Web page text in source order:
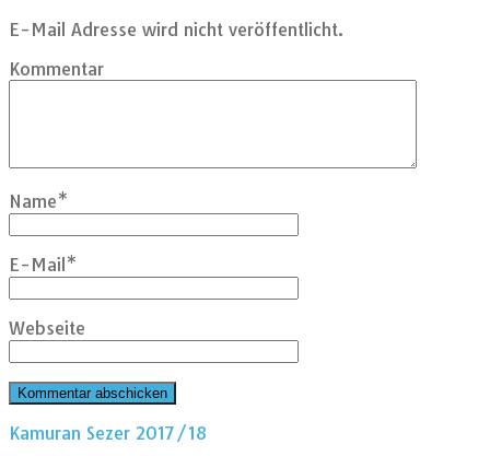
E-Mail Adresse wird nicht veröffentlicht.
Kommentar
Name*
E-Mail *
Webseite
Kamuran Sezer 2017/18